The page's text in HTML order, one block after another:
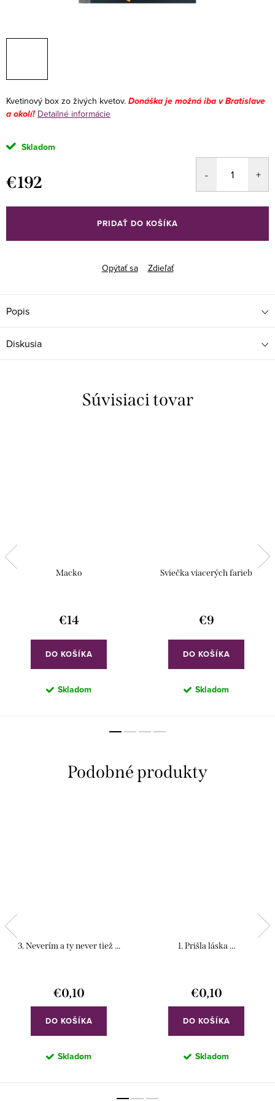
Kvetinový box zo živých kvetov. Donáška je možná iba v Bratislave
a okolí! Detailné informácie
Skladom
€192
cena:
PRIDAŤ DO KOŠÍKA
Opýtať sa Zdieľať
Popis
Diskusia
Súvisiaci tovar
Macko
€14
DO KOŠÍKA
Skladom
Sviečka viacerých farieb
€9
DO KOŠÍKA
Skladom
3. Neverím a ty never tiež ...
€0,10
DO KOŠÍKA
Skladom
1. Prišla láska ...
€0,10
DO KOŠÍKA
Skladom